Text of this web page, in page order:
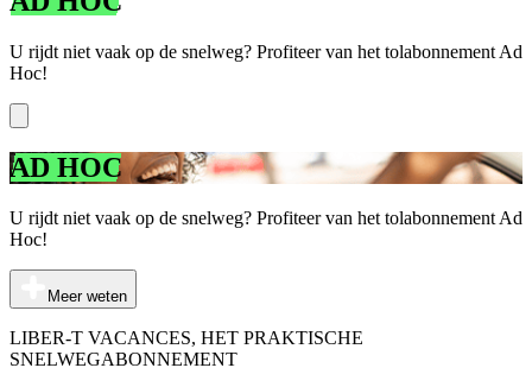
U rijdt niet vaak op de snelweg? Profiteer van het tolabonnement Ad
Hoc!
AD HOC
U rijdt niet vaak op de snelweg? Profiteer van het tolabonnement Ad
Hoc!
Meer weten
LIBER-T VACANCES, HET PRAKTISCHE
SNELWEGABONNEMENT